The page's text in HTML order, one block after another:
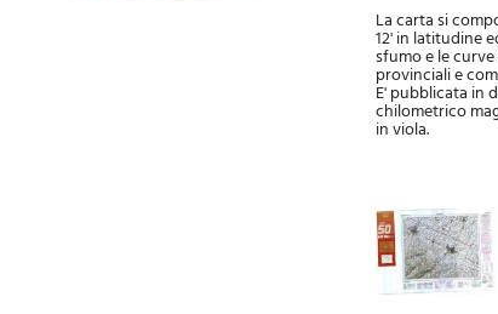
La carta si
12' in latitudine
sfumo e le
provinciali e
E' pubblicata in
chilometrico
in viola.